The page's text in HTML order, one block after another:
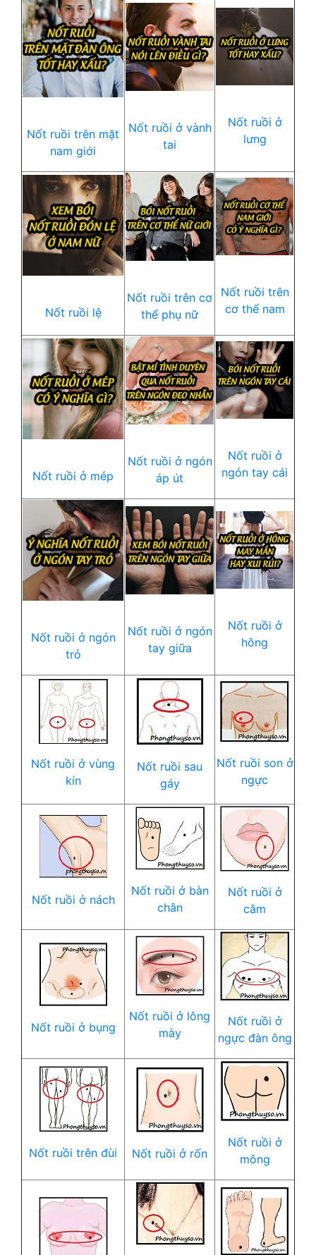
Nốt ruồi trên mặt
nam giới
Nốt ruồi ở vành
tai
Nốt ruồi ở
lưng
Nốt ruồi lệ
Nốt ruồi trên cơ
thể phụ nữ
Nốt ruồi trên
cơ thể nam
Nốt ruồi ở mép
Nốt ruồi ở ngón
áp út
Nốt ruồi ở
ngón tay cái
Nốt ruồi ở ngón
trỏ
Nốt ruồi ở ngón
tay giữa
Nốt ruồi ở
hông
Nốt ruồi ở vùng
kín
Nốt ruồi sau
gáy
Nốt ruồi son ở
ngực
Nốt ruồi ở nách
Nốt ruồi ở bàn
chân
Nốt ruồi ở
cằm
Nốt ruồi ở bụng
Nốt ruồi ở lông
mày
Nốt ruồi ở
ngực đàn ông
Nốt ruồi trên đùi Nốt ruồi ở rốn
Nốt ruồi ở
mông